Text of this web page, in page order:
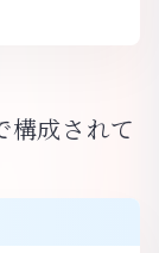
構成されて